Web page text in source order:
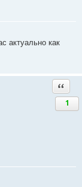
актуально как
1